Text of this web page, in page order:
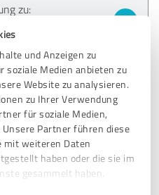
und Anzeigen zu
soziale Medien anbieten zu
Website zu analysieren.
zu Ihrer Verwendung
für soziale Medien,
Partner führen diese
mit weiteren Daten
haben oder die sie im
gesammelt haben.
zu:
M.! Es freut
Ihres Büros in
abgelaufen ist und
waren. Ihre
schätzen.